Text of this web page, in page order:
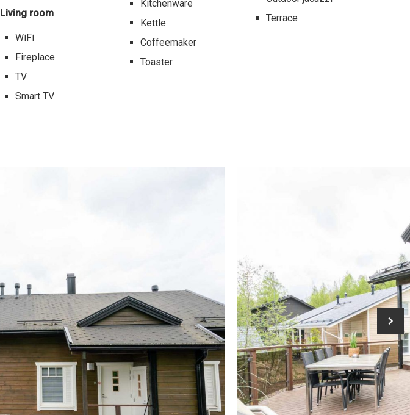
Living room
WiFi
Fireplace
TV
Smart TV
Kitchenware
Kettle
Coffeemaker
Toaster
Terrace